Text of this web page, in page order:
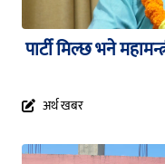
पार्टी मिल्छ भने
अर्थ खबर